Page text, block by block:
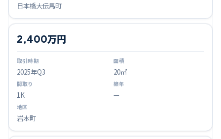
日本橋大伝馬町
2025年Q3
2,400万円
20㎡
1K —
岩本町